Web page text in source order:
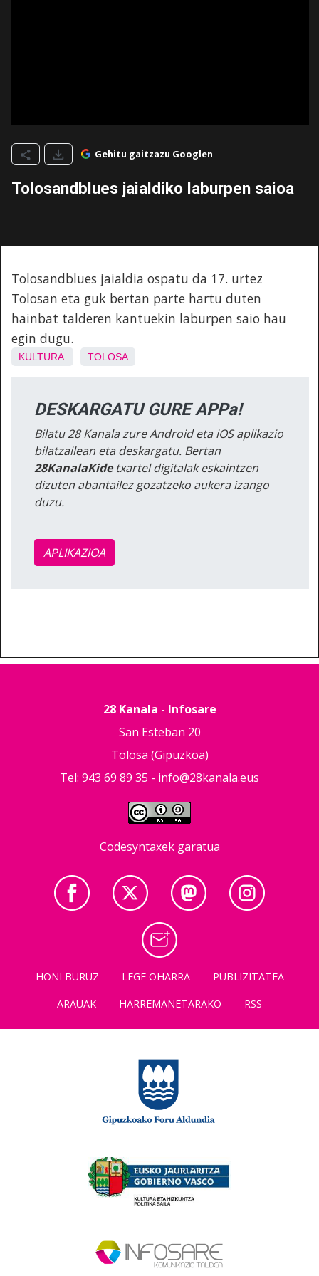
Gehitu gaitzazu Googlen
Tolosandblues jaialdiko laburpen saioa
Tolosandblues jaialdia ospatu da 17. urtez
Tolosan eta guk bertan parte hartu duten
hainbat talderen kantuekin laburpen saio hau
egin dugu.
KULTURA TOLOSA
DESKARGATU GURE APPa!
Bilatu 28 Kanala zure Android eta iOS aplikazio
bilatzailean eta deskargatu. Bertan
28KanalaKidetxartel digitalak eskaintzen
dizuten abantailez gozatzeko aukera izango
duzu.
APLIKAZIOA
28 Kanala - Infosare
San Esteban 20
Tolosa (Gipuzkoa)
Tel: 943 69 89 35 - info@28kanala.eus
Codesyntaxek garatua
HONI BURUZ LEGE OHARRA
PUBLIZITATEA
ARAUAK
HARREMANETARAKO RSS